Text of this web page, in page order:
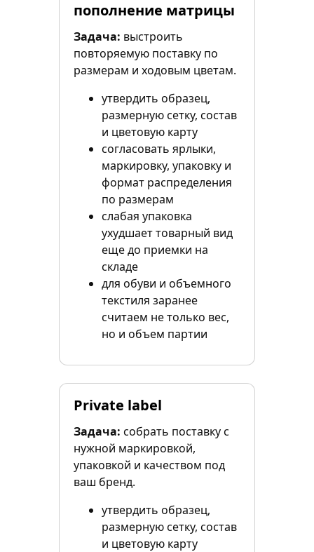
пополнение матрицы
Задача: выстроить
повторяемую поставку по
размерам и ходовым цветам.
утвердить образец,
размерную сетку, состав
и цветовую карту
согласовать ярлыки,
маркировку, упаковку и
формат распределения
по размерам
слабая упаковка
ухудшает товарный вид
еще до приемки на
складе
для обуви и объемного
текстиля заранее
считаем не только вес,
но и объем партии
Private label
Задача: собрать поставку с
нужной маркировкой,
упаковкой и качеством под
ваш бренд.
утвердить образец,
размерную сетку, состав
и цветовую карту